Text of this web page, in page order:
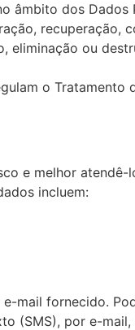
âmbito dos
recuperação,
ou
o Tratamento
e melhor
incluem:
mail fornecido.
(SMS), por e-